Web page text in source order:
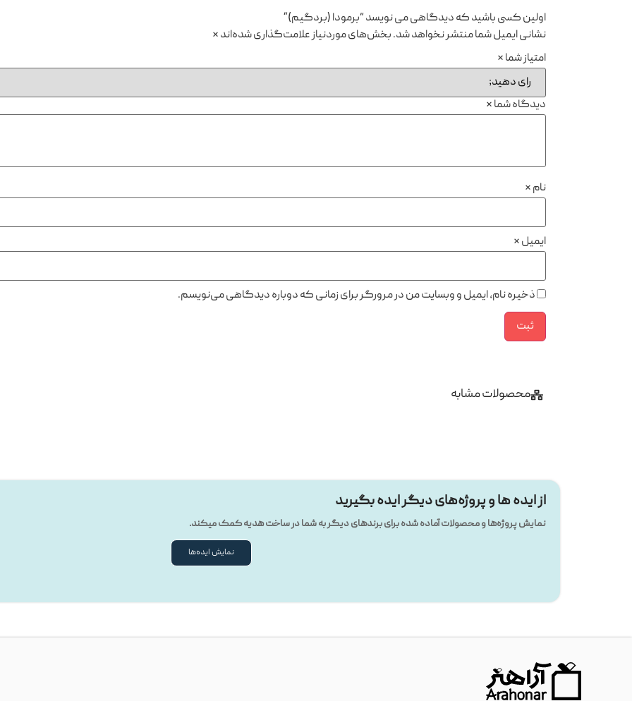
اولین کسی باشید که دیدگاهی می نویسد “برمودا (بردگیم)”
نشانی ایمیل شما منتشر نخواهد شد.بخش‌های موردنیاز علامت‌گذاری شده‌اند*
امتیاز شما*
دیدگاه شما*
نام*
ایمیل*
ذخیره نام، ایمیل و وبسایت من در مرورگر برای زمانی که دوباره دیدگاهی می‌نویسم.
محصولات مشابه
از ایده ها و پروژه‌های دیگر ایده بگیرید
نمایش پروژه‌ها و محصولات آماده شده برای برندهای دیگر به شما در ساخت هدیه کمک میکند.
نمایش ایده‌ها